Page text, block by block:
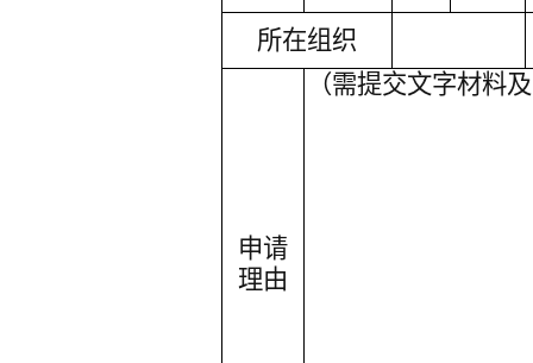
所在组织
申请
理由
（需提交文字材料